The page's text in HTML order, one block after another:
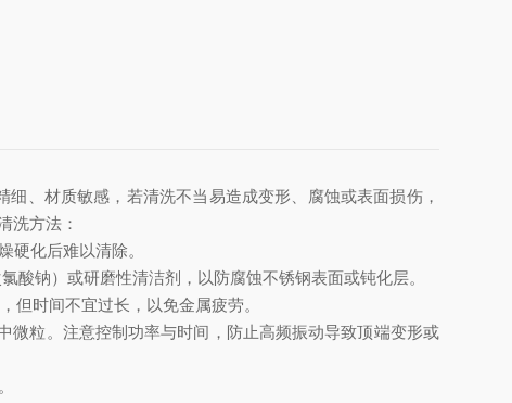
、材质敏感，若清洗不当易造成变形、腐蚀或表面损伤，
洗方法：
化后难以清除。
钠）或研磨性清洁剂，以防腐蚀不锈钢表面或钝化层。
时间不宜过长，以免金属疲劳。
粒。注意控制功率与时间，防止高频振动导致顶端变形或